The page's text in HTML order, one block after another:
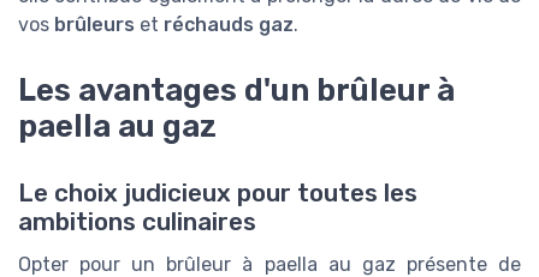
vos brûleurs et réchauds gaz.
Les avantages d'un brûleur à
paella au gaz
Le choix judicieux pour toutes les
ambitions culinaires
Opter pour un brûleur à paella au gaz présente de